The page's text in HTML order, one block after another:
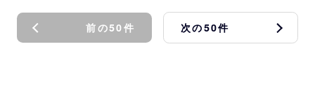
前の50件 次の50件